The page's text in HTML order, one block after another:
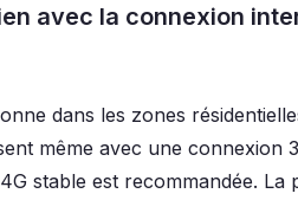
avec la connexion
dans les zones
même avec une connexion
stable est recommandée. La